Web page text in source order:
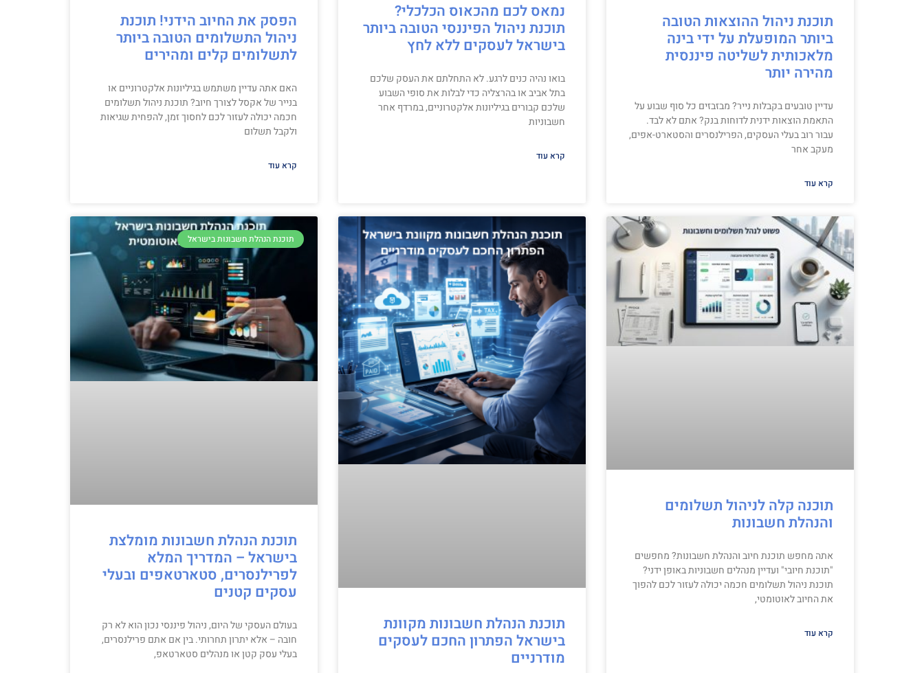
תוכנת ניהול ההוצאות הטובה
ביותר המופעלת על ידי בינה
מלאכותית לשליטה פיננסית
מהירה יותר
עדיין טובעים בקבלות נייר? מבזבזים כל סוף שבוע על
התאמת הוצאות ידנית לדוחות בנק? אתם לא לבד.
עבור רוב בעלי העסקים, הפרילנסרים והסטארט-אפים,
מעקב אחר
קרא עוד
נמאס לכם מהכאוס הכלכלי?
תוכנת ניהול הפיננסי הטובה ביותר
בישראל לעסקים ללא לחץ
בואו נהיה כנים לרגע. לא התחלתם את העסק שלכם
בתל אביב או בהרצליה כדי לבלות את סופי השבוע
שלכם קבורים בגיליונות אלקטרוניים, במרדף אחר
חשבוניות
קרא עוד
הפסק את החיוב הידני! תוכנת
ניהול התשלומים הטובה ביותר
לתשלומים קלים ומהירים
האם אתה עדיין משתמש בגיליונות אלקטרוניים או
בנייר של אקסל לצורך חיוב? תוכנת ניהול תשלומים
חכמה יכולה לעזור לכם לחסוך זמן, להפחית שגיאות
ולקבל תשלום
קרא עוד
תוכנה קלה לניהול תשלומים
והנהלת חשבונות
אתה מחפש תוכנת חיוב והנהלת חשבונות? מחפשים
"תוכנת חיובי" ועדיין מנהלים חשבוניות באופן ידני?
תוכנת ניהול תשלומים חכמה יכולה לעזור לכם להפוך
את החיוב לאוטומטי,
קרא עוד
תוכנת הנהלת חשבונות מקוונת
בישראל הפתרון החכם לעסקים
מודרניים
תוכנת הנהלת חשבונות בישראל
תוכנת הנהלת חשבונות מומלצת
בישראל – המדריך המלא
לפרילנסרים, סטארטאפים ובעלי
עסקים קטנים
בעולם העסקי של היום, ניהול פיננסי נכון הוא לא רק
חובה – אלא יתרון תחרותי. בין אם אתם פרילנסרים,
בעלי עסק קטן או מנהלים סטארטאפ,